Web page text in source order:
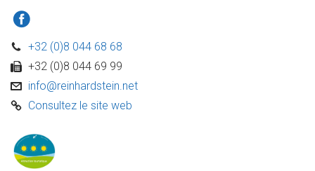
a
D +32 (0)8 044 68 68
w +32 (0)8 044 69 99
v info@reinhardstein.net
C Consultez le site web